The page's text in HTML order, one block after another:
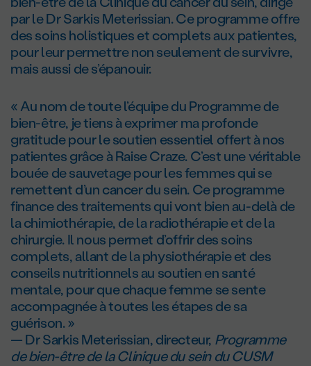
par le Dr Sarkis Meterissian. Ce programme offre
des soins holistiques et complets aux patientes,
pour leur permettre non seulement de survivre,
mais aussi de s’épanouir.
« Au nom de toute l’équipe du Programme de
bien-être, je tiens à exprimer ma profonde
gratitude pour le soutien essentiel offert à nos
patientes grâce à Raise Craze. C’est une véritable
bouée de sauvetage pour les femmes qui se
remettent d’un cancer du sein. Ce programme
finance des traitements qui vont bien au-delà de
la chimiothérapie, de la radiothérapie et de la
chirurgie. Il nous permet d’offrir des soins
complets, allant de la physiothérapie et des
conseils nutritionnels au soutien en santé
mentale, pour que chaque femme se sente
accompagnée à toutes les étapes de sa
guérison. »
— Dr Sarkis Meterissian, directeur, Programme
de bien-être de la Clinique du sein du CUSM